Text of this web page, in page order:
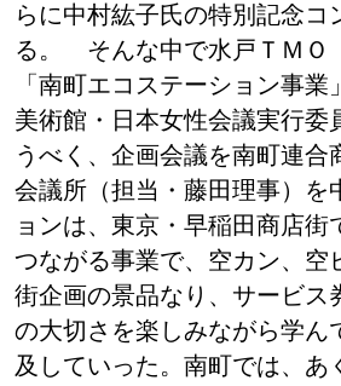
らに中村紘子氏の特別記念
る。 そんな中で水戸ＴＭＯ
「南町エコステーション事
美術館・日本女性会議実行
うべく、企画会議を南町連
会議所（担当・藤田理事）
ョンは、東京・早稲田商店
つながる事業で、空カン、空
街企画の景品なり、サービス
の大切さを楽しみながら学ん
及していった。南町では、